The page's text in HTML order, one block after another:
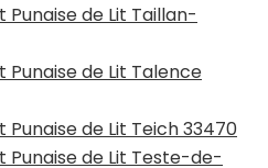
de Lit Taillan-
de Lit Talence
de Lit Teich 33470
de Lit Teste-de-